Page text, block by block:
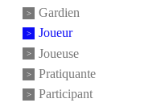
Gardien
Joueur
Joueuse
Pratiquante
Participant